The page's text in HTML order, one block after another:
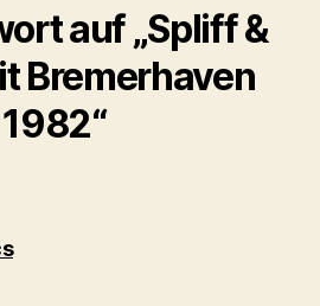
auf „Spliff &
Bremerhaven
1982“
sagt: